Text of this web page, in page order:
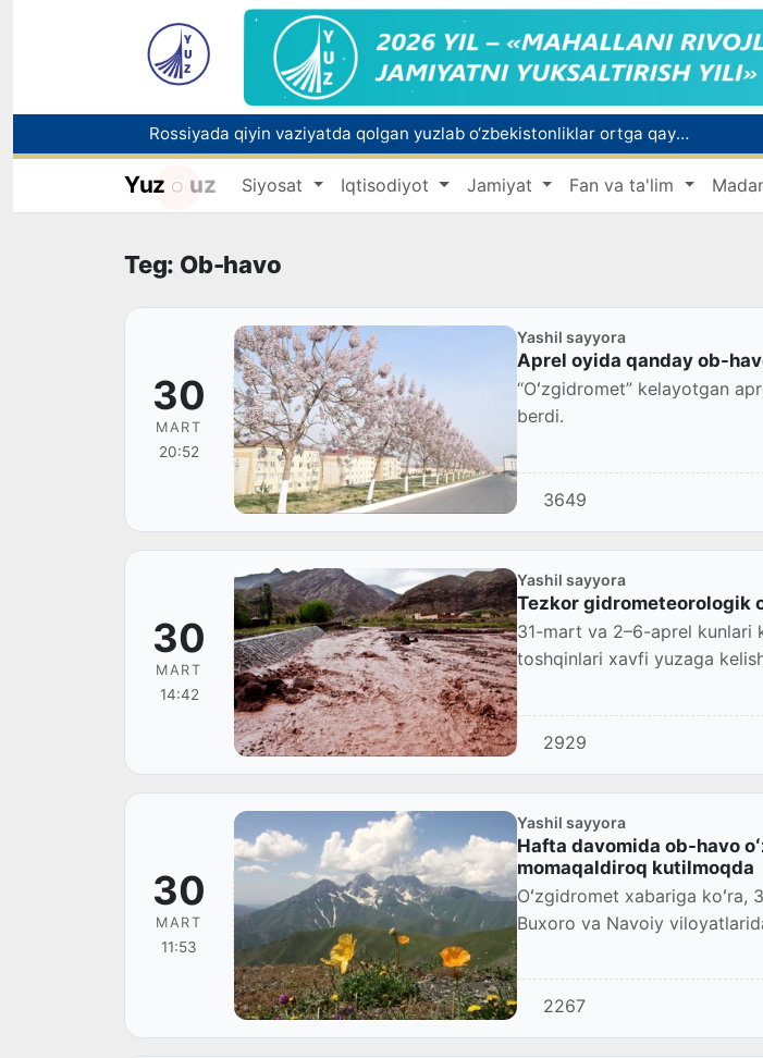
Rossiyada qiyin vaziyatda qolgan yuzlab o‘zbekistonliklar ortga qaytarildi
2030 yilgacha xavfli chiqindilarni qayta ishlash darajasi 20 foizga yetkaziladi
Oʻzbekistonda Barqaror rivojlanish maqsadlari oyligiga start berildi
Yuz uz Siyosat Iqtisodiyot Jamiyat Fan va ta'lim
Teg: Ob-havo
30
MART
20:52
Yashil sayyora
Aprel oyida qanday ob-
“Oʻzgidromet” kelayotgan
berdi.
3649
30
MART
14:42
Yashil sayyora
Tezkor gidrometeorologik
31-mart va 2–6-aprel kunlari
toshqinlari xavfi yuzaga
2929
30
MART
11:53
Yashil sayyora
Hafta davomida ob-havo
momaqaldiroq kutilmoqda
Oʻzgidromet xabariga koʻra,
Buxoro va Navoiy
2267